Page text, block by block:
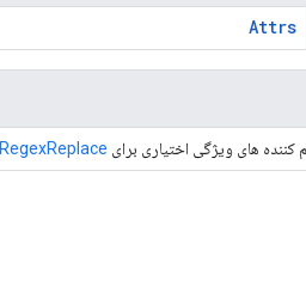
Attrs
کننده های ویژگی اختیاری برای RegexReplace